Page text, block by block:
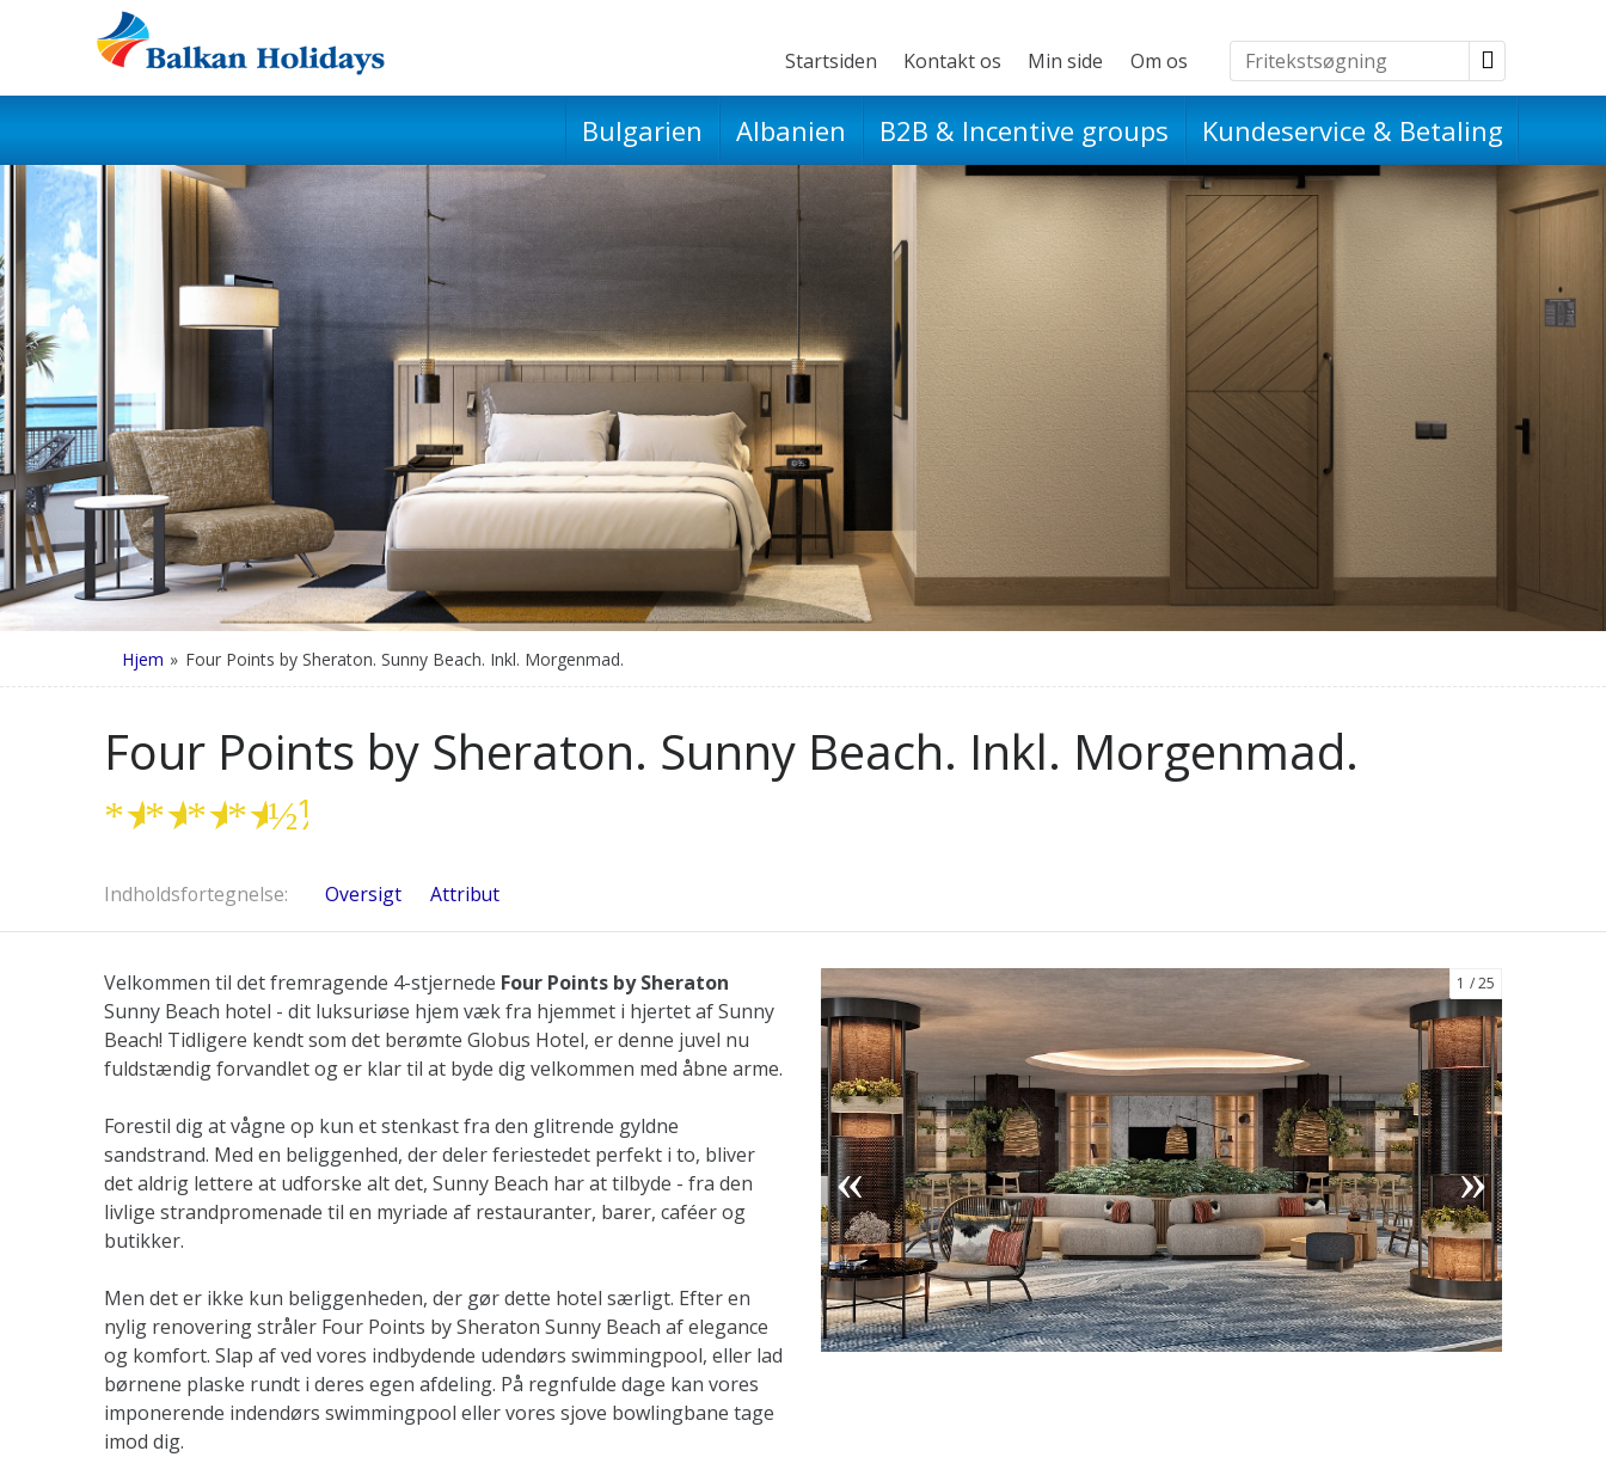
Startsiden Kontakt os Min side Om os
Udflugter
Bulgarien Albanien B2B & Incentive groups Kundeservice & Betaling
Hjem » Four Points by Sheraton. Sunny Beach. Inkl. Morgenmad.
Four Points by Sheraton. Sunny Beach. Inkl. Morgenmad.
★★★★ ½
Indholdsfortegnelse Oversigt Attribut
1 25
Velkommen til det fremragende 4-stjernede Four Points by Sheraton
Sunny Beach hotel - dit luksuriøse hjem væk fra hjemmet i hjertet af Sunny
Beach! Tidligere kendt som det berømte Globus Hotel, er denne juvel nu
fuldstændig forvandlet og er klar til at byde dig velkommen med åbne arme.
Forestil dig at vågne op kun et stenkast fra den glitrende gyldne
sandstrand. Med en beliggenhed, der deler feriestedet perfekt i to, bliver
det aldrig lettere at udforske alt det, Sunny Beach har at tilbyde - fra den
livlige strandpromenade til en myriade af restauranter, barer, caféer og
butikker.
Men det er ikke kun beliggenheden, der gør dette hotel særligt. Efter en
nylig renovering stråler Four Points by Sheraton Sunny Beach af elegance
og komfort. Slap af ved vores indbydende udendørs swimmingpool, eller lad
børnene plaske rundt i deres egen afdeling. På regnfulde dage kan vores
imponerende indendørs swimmingpool eller vores sjove bowlingbane tage
imod dig.